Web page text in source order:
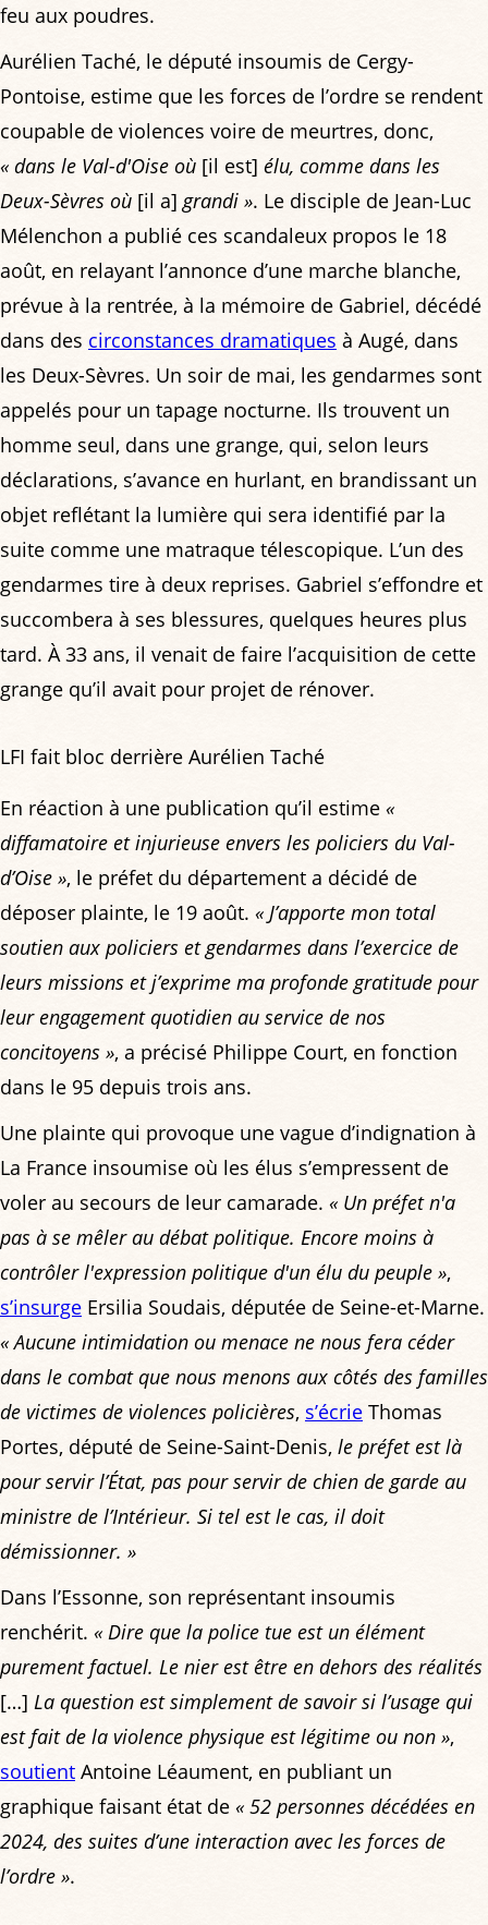
feu aux poudres.
Aurélien Taché, le député insoumis de Cergy-
Pontoise, estime que les forces de l’ordre se rendent
coupable de violences voire de meurtres, donc,
« dans le Val-d'Oise où [il est] élu, comme dans les
Deux-Sèvres où [il a]grandi ». Le disciple de Jean-Luc
Mélenchon a publié ces scandaleux propos le 18
août, en relayant l’annonce d’une marche blanche,
prévue à la rentrée, à la mémoire de Gabriel, décédé
dans des circonstances dramatiques à Augé, dans
les Deux-Sèvres. Un soir de mai, les gendarmes sont
appelés pour un tapage nocturne. Ils trouvent un
homme seul, dans une grange, qui, selon leurs
déclarations, s’avance en hurlant, en brandissant un
objet reflétant la lumière qui sera identifié par la
suite comme une matraque télescopique. L’un des
gendarmes tire à deux reprises. Gabriel s’effondre et
succombera à ses blessures, quelques heures plus
tard. À 33 ans, il venait de faire l’acquisition de cette
grange qu’il avait pour projet de rénover.
LFI fait bloc derrière Aurélien Taché
En réaction à une publication qu’il estime «
diffamatoire et injurieuse envers les policiers du Val-
d’Oise », le préfet du département a décidé de
déposer plainte, le 19 août. « J’apporte mon total
soutien aux policiers et gendarmes dans l’exercice de
leurs missions et j’exprime ma profonde gratitude pour
leur engagement quotidien au service de nos
concitoyens », a précisé Philippe Court, en fonction
dans le 95 depuis trois ans.
Une plainte qui provoque une vague d’indignation à
La France insoumise où les élus s’empressent de
voler au secours de leur camarade. « Un préfet n'a
pas à se mêler au débat politique. Encore moins à
contrôler l'expression politique d'un élu du peuple »,
s’insurge Ersilia Soudais, députée de Seine-et-Marne.
« Aucune intimidation ou menace ne nous fera céder
dans le combat que nous menons aux côtés des familles
de victimes de violences policières, s’écrie Thomas
Portes, député de Seine-Saint-Denis, le préfet est là
pour servir l’État, pas pour servir de chien de garde au
ministre de l’Intérieur. Si tel est le cas, il doit
démissionner. »
Dans l’Essonne, son représentant insoumis
renchérit. « Dire que la police tue est un élément
purement factuel. Le nier est être en dehors des réalités
[…] La question est simplement de savoir si l’usage qui
est fait de la violence physique est légitime ou non »,
soutient Antoine Léaument, en publiant un
graphique faisant état de « 52 personnes décédées en
2024, des suites d’une interaction avec les forces de
l’ordre ».